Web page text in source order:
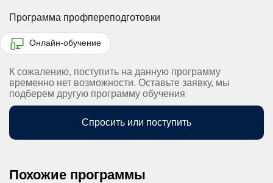
Программа профпереподготовки
Онлайн-обучение
К сожалению, поступить на данную программу
временно нет возможности. Оставьте заявку, мы
подберем другую программу обучения
Спросить или поступить
Похожие программы